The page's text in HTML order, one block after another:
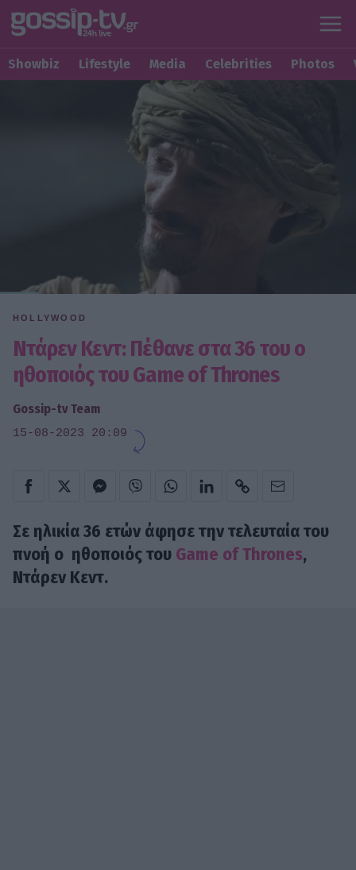
Showbiz Lifestyle Media Celebrities Photos
HOLLYWOOD
Ντάρεν Κεντ: Πέθανε στα 36 του ο
ηθοποιός του Game of Thrones
Gossip-tv Team
15-08-2023 20:09
Σε ηλικία 36 ετών άφησε την τελευταία του
πνοή ο ηθοποιός του Game of Thrones,
Ντάρεν Κεντ.